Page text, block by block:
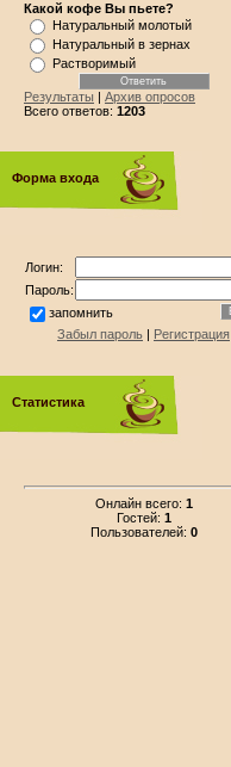
Какой кофе Вы пьете?
Натуральный молотый
Натуральный в зернах
Растворимый
Результаты | Архив опросов
Всего ответов: 1203
Форма входа
Логин:
Пароль:
запомнить
Забыл пароль | Регистрация
Статистика
Онлайн всего: 1
Гостей: 1
Пользователей: 0